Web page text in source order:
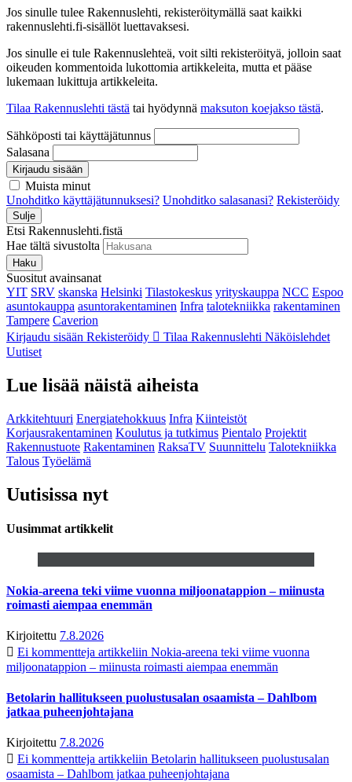
Jos sinulle tulee Rakennuslehti, rekisteröitymällä saat kaikki
rakennuslehti.fi-sisällöt luettavaksesi.
Jos sinulle ei tule Rakennuslehteä, voit silti rekisteröityä, jolloin saat
oikeuden kommentoida lukottomia artikkeleita, mutta et pääse
lukemaan lukittuja artikkeleita.
Tilaa Rakennuslehti tästä tai hyödynnä maksuton koejakso tästä.
Sähköposti tai käyttäjätunnus
Salasana
Kirjaudu sisään
Muista minut
Unohditko käyttäjätunnuksesi? Unohditko salasanasi? Rekisteröidy
Sulje
Etsi Rakennuslehti.fistä
Hae tältä sivustolta
Haku
Suositut avainsanat
YIT SRV skanska Helsinki Tilastokeskus yrityskauppa NCC Espoo
asuntokauppa asuntorakentaminen Infra talotekniikka rakentaminen
Tampere Caverion
Kirjaudu sisään Rekisteröidy Tilaa Rakennuslehti Näköislehdet
Uutiset
Lue lisää näistä aiheista
Arkkitehtuuri Energiatehokkuus Infra Kiinteistöt
Korjausrakentaminen Koulutus ja tutkimus Pientalo Projektit
Rakennustuote Rakentaminen RaksaTV Suunnittelu Talotekniikka
Talous Työelämä
Uutisissa nyt
Uusimmat artikkelit
Nokia-areena teki viime vuonna miljoonatappion – miinusta
roimasti aiempaa enemmän
Kirjoitettu 7.8.2026
Ei kommentteja artikkeliin Nokia-areena teki viime vuonna
miljoonatappion – miinusta roimasti aiempaa enemmän
Betolarin hallitukseen puolustusalan osaamista – Dahlbom
jatkaa puheenjohtajana
Kirjoitettu 7.8.2026
Ei kommentteja artikkeliin Betolarin hallitukseen puolustusalan
osaamista – Dahlbom jatkaa puheenjohtajana